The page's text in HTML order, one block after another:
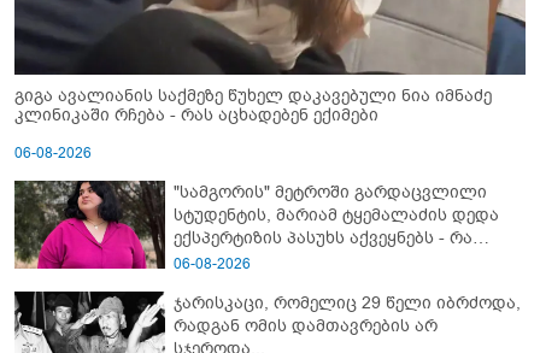
გიგა ავალიანის საქმეზე წუხელ დაკავებული ნია იმნაძე
კლინიკაში რჩება - რას აცხადებენ ექიმები
06-08-2026
"სამგორის" მეტროში გარდაცვლილი
სტუდენტის, მარიამ ტყემალაძის დედა
ექსპერტიზის პასუხს აქვეყნებს - რა
გახდა გოგონას გარდაცვალების მიზეზი?
06-08-2026
ჯარისკაცი, რომელიც 29 წელი იბრძოდა,
რადგან ომის დამთავრების არ